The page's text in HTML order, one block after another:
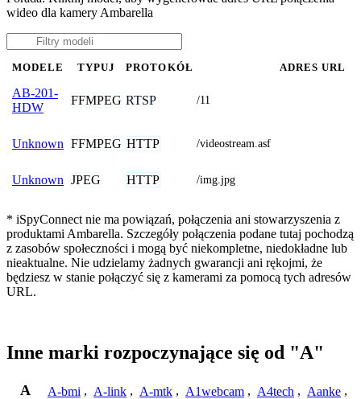
wideo dla kamery Ambarella
MODELE TYPUJ PROTOKÓŁ ADRES URL
AB-201-
HDW
FFMPEG RTSP /11
Unknown FFMPEG HTTP /videostream.asf
Unknown JPEG HTTP /img.jpg
* iSpyConnect nie ma powiązań, połączenia ani stowarzyszenia z
produktami Ambarella. Szczegóły połączenia podane tutaj pochodzą
z zasobów społeczności i mogą być niekompletne, niedokładne lub
nieaktualne. Nie udzielamy żadnych gwarancji ani rękojmi, że
będziesz w stanie połączyć się z kamerami za pomocą tych adresów
URL.
Inne marki rozpoczynające się od "A"
A A-bmi , A-link , A-mtk , A1webcam , A4tech , Aanke ,